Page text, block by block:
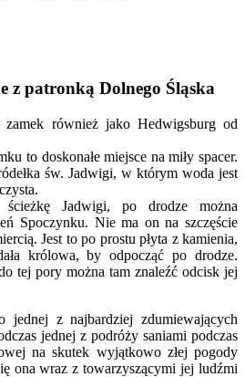
z patronką Dolnego Śląska
zamek również jako Hedwigsburg od
to doskonałe miejsce na miły spacer.
św. Jadwigi, w którym woda jest
ścieżkę Jadwigi, po drodze można
Spoczynku. Nie ma on na szczęście
Jest to po prostu płyta z kamienia,
królowa, by odpocząć po drodze.
tej pory można tam znaleźć odcisk jej
jednej z najbardziej zdumiewających
jednej z podróży saniami podczas
na skutek wyjątkowo złej pogody
ona wraz z towarzyszącymi jej ludźmi